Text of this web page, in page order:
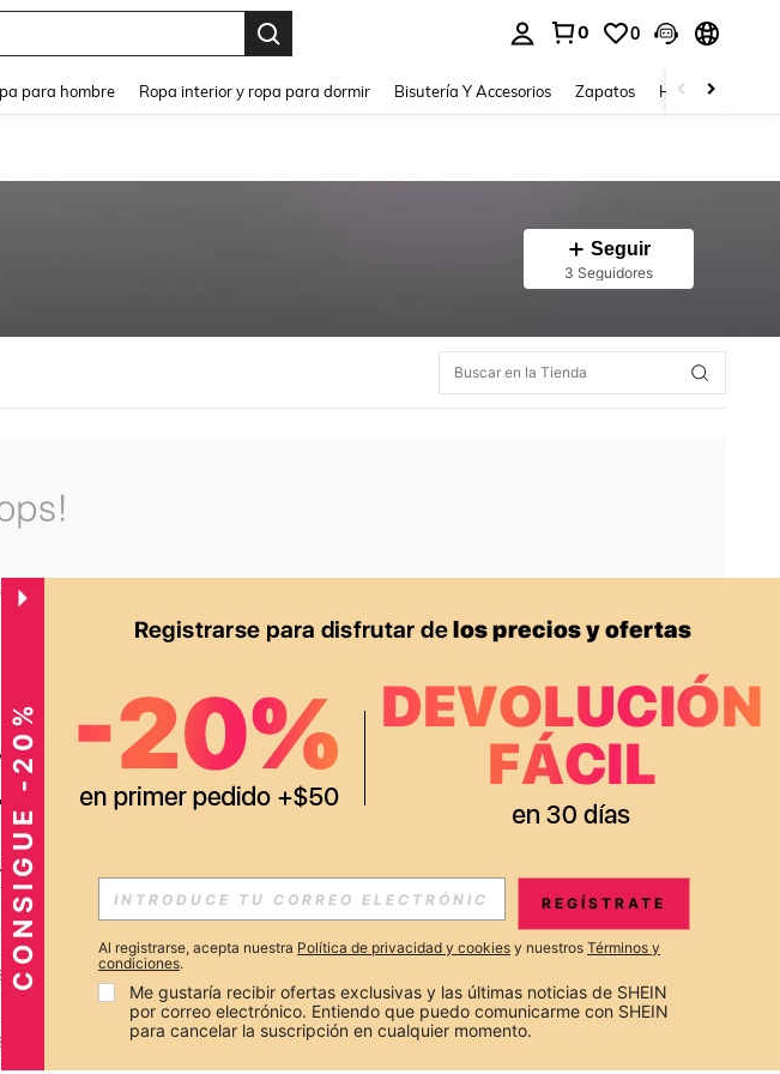
0 0
para hombre Ropa interior y ropa para dormir Bisutería Y Accesorios Zapatos Hogar y Vida
Seguir
3 Seguidores
inténtalo de nuevo.
EN APP
PARA RECIBIR OFERTAS EXCLUSIVAS, PROMOCIONES Y NOTICIAS DE SHEIN
Suscribir
EC + 593
EC + 593
CONSIGUE -20% REGÍSTRATE
Al registrarse, acepta nuestra Política de privacidad y cookies y nuestros Términos y
condiciones.
Me gustaría recibir ofertas exclusivas y las últimas noticias de SHEIN
por correo electrónico. Entiendo que puedo comunicarme con SHEIN
para cancelar la suscripción en cualquier momento.